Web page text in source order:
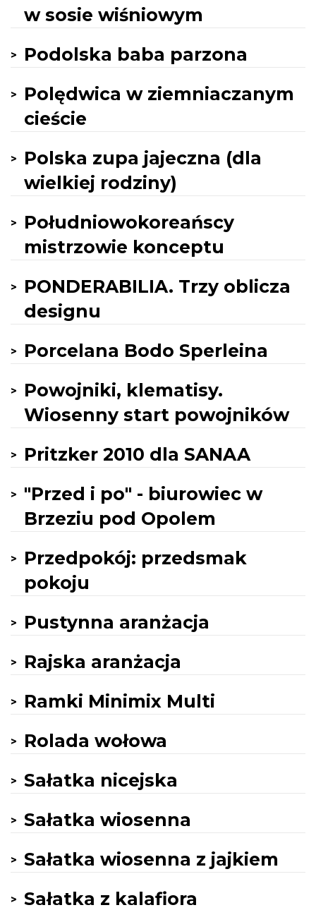
w sosie wiśniowym
Podolska baba parzona
Polędwica w ziemniaczanym
cieście
Polska zupa jajeczna (dla
wielkiej rodziny)
Południowokoreańscy
mistrzowie konceptu
PONDERABILIA. Trzy oblicza
designu
Porcelana Bodo Sperleina
Powojniki, klematisy.
Wiosenny start powojników
Pritzker 2010 dla SANAA
"Przed i po" - biurowiec w
Brzeziu pod Opolem
Przedpokój: przedsmak
pokoju
Pustynna aranżacja
Rajska aranżacja
Ramki Minimix Multi
Rolada wołowa
Sałatka nicejska
Sałatka wiosenna
Sałatka wiosenna z jajkiem
Sałatka z kalafiora